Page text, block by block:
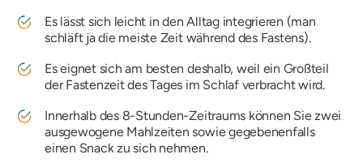
Es lässt sich leicht in den Alltag integrieren (man
schläft ja die meiste Zeit während des Fastens).
Es eignet sich am besten deshalb, weil ein Großteil
der Fastenzeit des Tages im Schlaf verbracht wird.
Innerhalb des 8-Stunden-Zeitraums können Sie zwei
ausgewogene Mahlzeiten sowie gegebenenfalls
einen Snack zu sich nehmen.